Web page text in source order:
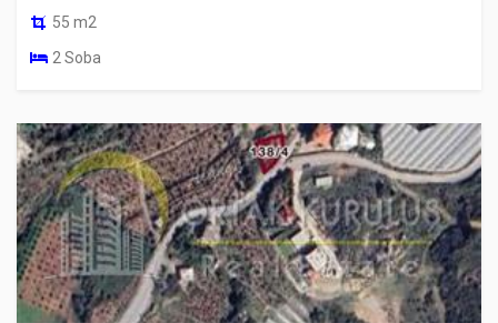
55 m2
2 Soba